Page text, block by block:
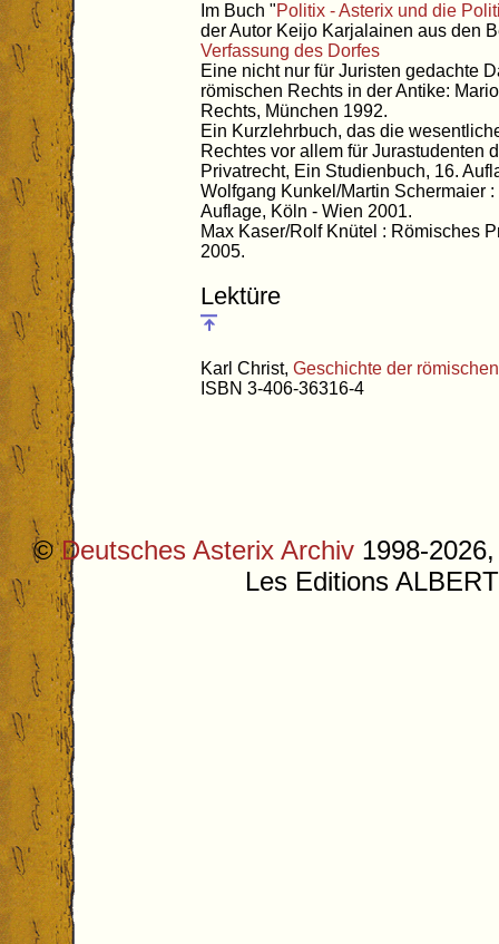
Im Buch "Politix - Asterix und die
der Autor Keijo Karjalainen aus den
Verfassung des Dorfes
Eine nicht nur für Juristen gedachte
römischen Rechts in der Antike:
Rechts, München 1992.
Ein Kurzlehrbuch, das die
Rechtes vor allem für Jurastudenten
Privatrecht, Ein Studienbuch, 16.
Wolfgang Kunkel/Martin Schermaier
Auflage, Köln - Wien 2001.
Max Kaser/Rolf Knütel : Römisches
2005.
Lektüre
Karl Christ, Geschichte der
ISBN 3-406-36316-4
©Deutsches Asterix Archiv 1998-
Les Editions